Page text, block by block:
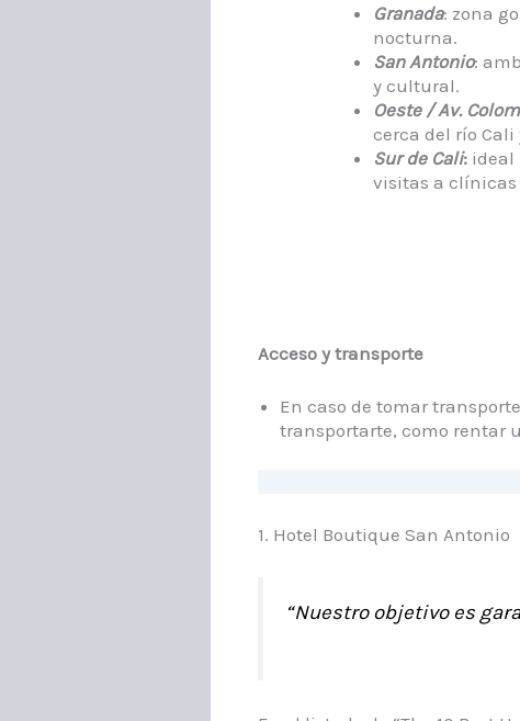
Granada: zona
nocturna.
San Antonio:
y cultural.
Oeste / Av.
cerca del río Cali
Sur de Cali:ideal
visitas a clínicas
Acceso y transporte
En caso de tomar
transportarte, como rentar
1. Hotel Boutique San Antonio
“Nuestro objetivo es